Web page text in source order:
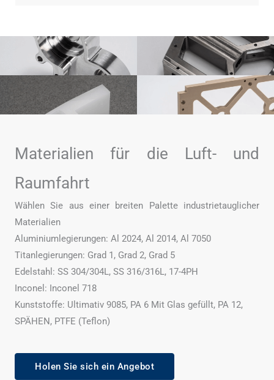
Materialien für die Luft- und
Raumfahrt
Wählen Sie aus einer breiten Palette industrietauglicher
Materialien
Aluminiumlegierungen: Al 2024, Al 2014, Al 7050
Titanlegierungen: Grad 1, Grad 2, Grad 5
Edelstahl: SS 304/304L, SS 316/316L, 17-4PH
Inconel: Inconel 718
Kunststoffe: Ultimativ 9085, PA 6 Mit Glas gefüllt, PA 12,
SPÄHEN, PTFE (Teflon)
Holen Sie sich ein Angebot